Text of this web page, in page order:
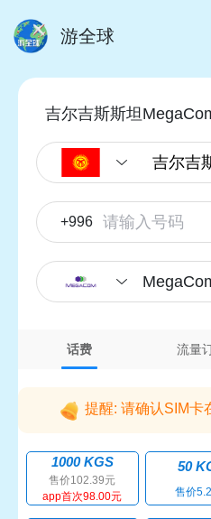
游全球
吉尔吉斯斯坦
+996
话费 流量
提醒: 请确认SIM卡
1000 KGS
售价102.39元
app首次98.00元
50
售价